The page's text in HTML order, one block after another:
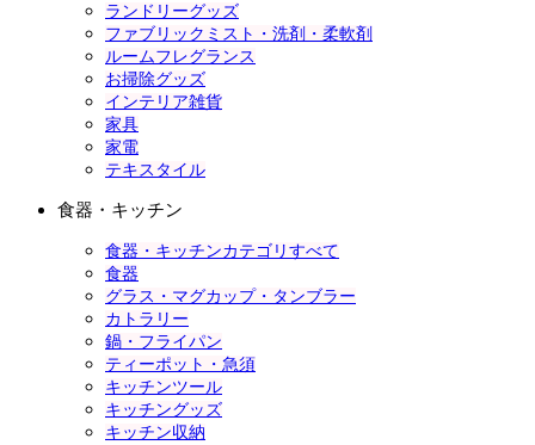
ランドリーグッズ
ファブリックミスト・洗剤・柔軟剤
ルームフレグランス
お掃除グッズ
インテリア雑貨
家具
家電
テキスタイル
食器・キッチン
食器・キッチンカテゴリすべて
食器
グラス・マグカップ・タンブラー
カトラリー
鍋・フライパン
ティーポット・急須
キッチンツール
キッチングッズ
キッチン収納